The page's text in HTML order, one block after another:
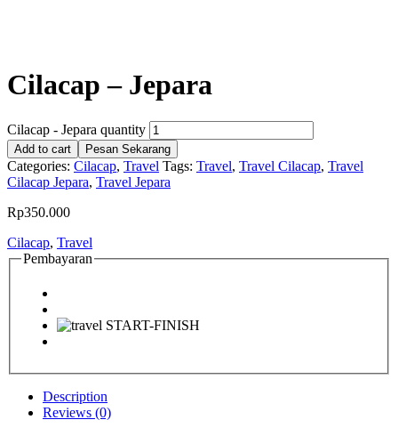
Cilacap – Jepara
Cilacap - Jepara quantity
Add to cart Pesan Sekarang
Categories: Cilacap, Travel Tags: Travel, Travel Cilacap, Travel
Cilacap Jepara, Travel Jepara
Rp350.000
Cilacap, Travel
Pembayaran
Description
Reviews (0)